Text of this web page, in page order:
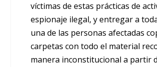
víctimas de estas prácticas de
espionaje ilegal, y entregar a
una de las personas afectadas
carpetas con todo el material
manera inconstitucional a partir